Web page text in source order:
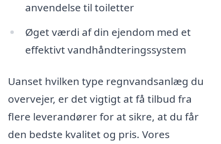
anvendelse til toiletter
Øget værdi af din ejendom med et
effektivt vandhåndteringssystem
Uanset hvilken type regnvandsanlæg du
overvejer, er det vigtigt at få tilbud fra
flere leverandører for at sikre, at du får
den bedste kvalitet og pris. Vores